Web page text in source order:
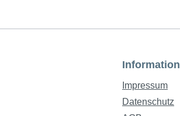
Information
Impressum
Datenschutz